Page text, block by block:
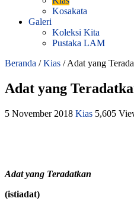
Kosakata
Galeri
Koleksi Kita
Pustaka LAM
Beranda / Kias / Adat yang
Adat yang
5 November 2018 Kias 5,605
Adat yang Teradatkan
(istiadat)